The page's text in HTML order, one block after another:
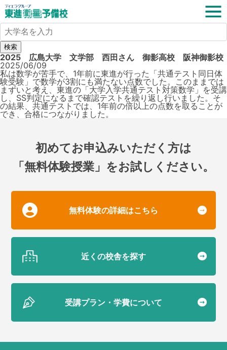
検索
2025 広島大学 文学部 西田さん 御影高校 阪神御影校
2025/06/09
私は数学が苦手で、1年前に東進が行った「共通テスト同日体
験受験」で数学が3割にも満たない点数でした。このままでは
まずいと考え、東進の「大学入学共通テスト対策数学」を受講
し、SS判定になるまで確認テストを繰り返し行いました。そ
の結果、共通テストでは、1年前の倍以上の点数を取ることが
でき、合格につながりました。
初めてお申込みいただく方は
「無料体験授業」をお試しください。
無料体験の詳細はこちら
近くの校舎を探す
受講プラン・学費について